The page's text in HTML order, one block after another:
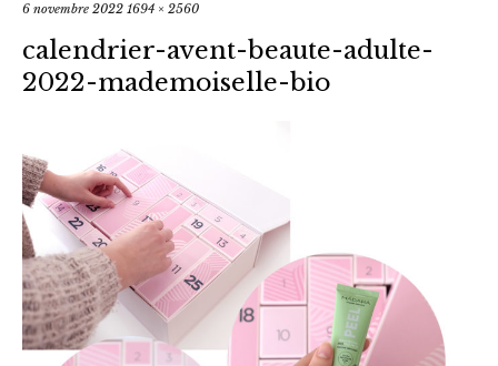
6 novembre 2022 1694 × 2560
calendrier-avent-beaute-adulte-
2022-mademoiselle-bio